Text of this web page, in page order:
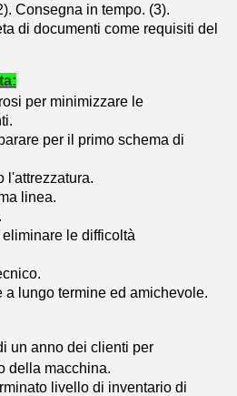
Consegna in tempo. (3).
di documenti come requisiti del
per minimizzare le
per il primo schema di
l'attrezzatura.
linea.
le difficoltà
lungo termine ed amichevole.
un anno dei clienti per
della macchina.
livello di inventario di